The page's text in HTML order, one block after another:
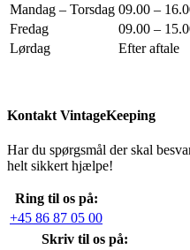
Mandag – Torsdag 09.00 –
Fredag
09.00 –
Lørdag
Efter aftale
Kontakt VintageKeeping
Har du spørgsmål der skal
helt sikkert hjælpe!
Ring til os på:
+45 86 87 05 00
Skriv til os på: